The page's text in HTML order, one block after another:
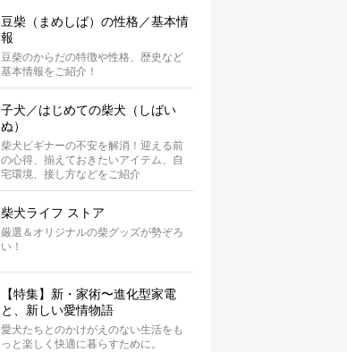
豆柴（まめしば）の性格／基本情
報
豆柴のからだの特徴や性格、歴史など
基本情報をご紹介！
子犬／はじめての柴犬（しばい
ぬ）
柴犬ビギナーの不安を解消！迎える前
の心得、揃えておきたいアイテム、自
宅環境、接し方などをご紹介
柴犬ライフ ストア
厳選＆オリジナルの柴グッズが勢ぞろ
い！
【特集】新・家術〜進化型家電
と、新しい愛情物語
愛犬たちとのかけがえのない生活をも
っと楽しく快適に暮らすために。